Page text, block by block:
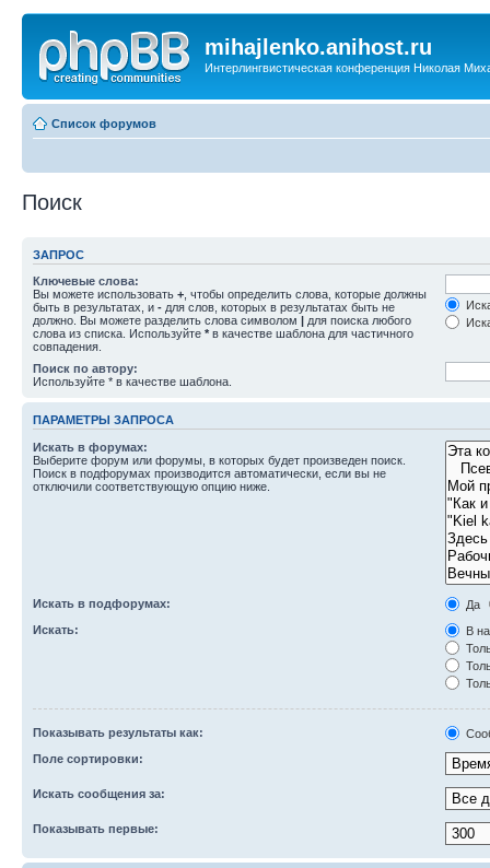
mihajlenko.anihost.ru
Интерлингвистическая конференция Николая
Список форумов
Поиск
ЗАПРОС
Ключевые слова:
Вы можете использовать + , чтобы определить слова, которые должны
быть в результатах, и - для слов, которых в результатах быть не
должно. Вы можете разделить слова символом | для поиска любого
слова из списка. Используйте * в качестве шаблона для частичного
совпадения.
Поиск по автору:
Используйте * в качестве шаблона.
ПАРАМЕТРЫ ЗАПРОСА
Искать в форумах:
Выберите форум или форумы, в которых будет произведен поиск.
Поиск в подфорумах производится автоматически, если вы не
отключили соответствующую опцию ниже.
Искать в подфорумах:
Да
Искать:
В
Показывать результаты как:
Поле сортировки:
Искать сообщения за:
Показывать первые: